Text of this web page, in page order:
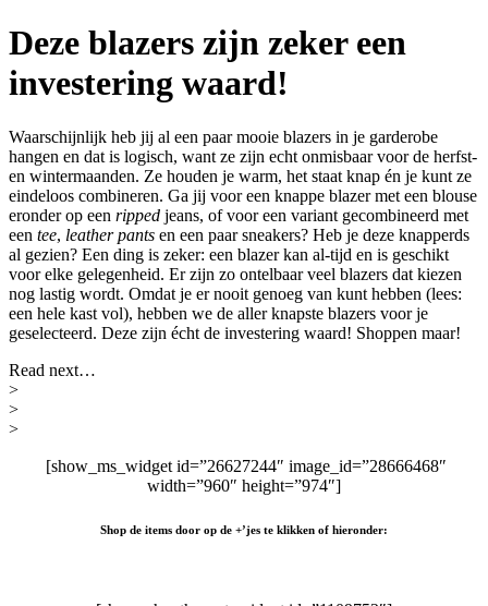
Deze blazers zijn zeker een
investering waard!
Waarschijnlijk heb jij al een paar mooie blazers in je garderobe
hangen en dat is logisch, want ze zijn echt onmisbaar voor de herfst-
en wintermaanden. Ze houden je warm, het staat knap én je kunt ze
eindeloos combineren. Ga jij voor een knappe blazer met een blouse
eronder op een ripped jeans, of voor een variant gecombineerd met
een tee, leather pants en een paar sneakers? Heb je deze knapperds
al gezien? Een ding is zeker: een blazer kan al-tijd en is geschikt
voor elke gelegenheid. Er zijn zo ontelbaar veel blazers dat kiezen
nog lastig wordt. Omdat je er nooit genoeg van kunt hebben (lees:
een hele kast vol), hebben we de aller knapste blazers voor je
geselecteerd. Deze zijn écht de investering waard! Shoppen maar!
Read next…
>
>
>
[show_ms_widget id=”26627244″ image_id=”28666468″
width=”960″ height=”974″]
Shop de items door op de +’jes te klikken of hieronder: